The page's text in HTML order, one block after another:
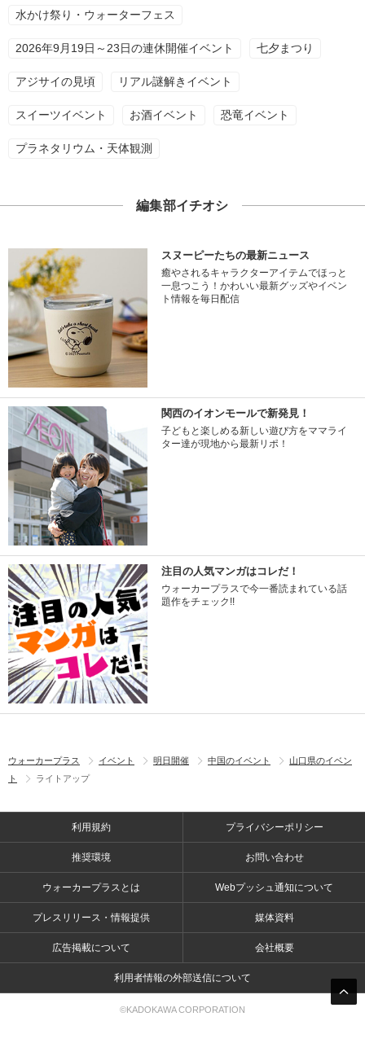
水かけ祭り・ウォーターフェス
2026年9月19日～23日の連休開催イベント 七夕まつり
アジサイの見頃 リアル謎解きイベント
スイーツイベント お酒イベント 恐竜イベント
プラネタリウム・天体観測
編集部イチオシ
スヌーピーたちの最新ニュース
癒やされるキャラクターアイテムでほっと
一息つこう！かわいい最新グッズやイベン
ト情報を毎日配信
関西のイオンモールで新発見！
子どもと楽しめる新しい遊び方をママライ
ター達が現地から最新リポ！
注目の人気マンガはコレだ！
ウォーカープラスで今一番読まれている話
題作をチェック!!
ウォーカープラス イベント 明日開催 中国のイベント
山口県のイベン
ト
ライトアップ
利用規約 プライバシーポリシー
推奨環境 お問い合わせ
ウォーカープラスとは Webプッシュ通知について
プレスリリース・情報提供 媒体資料
広告掲載について 会社概要
利用者情報の外部送信について
©KADOKAWA CORPORATION